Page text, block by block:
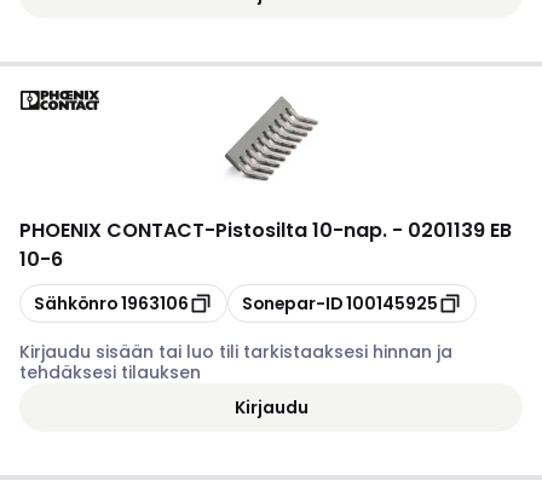
PHOENIX CONTACT-Pistosilta 10-nap. - 0201139 EB
10-6
Kopioi
Sähkönro1963106 Kopioi
Sonepar-ID100145925
Kirjaudu sisään tai luo tili tarkistaaksesi hinnan ja
tehdäksesi tilauksen
Kirjaudu